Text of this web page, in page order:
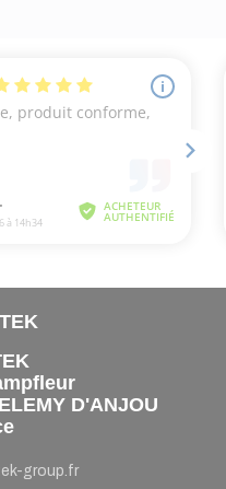
D'ANJOU
group.fr